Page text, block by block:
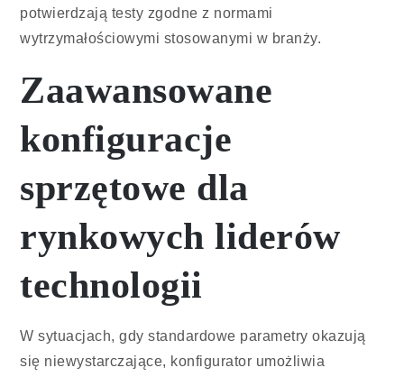
potwierdzają testy zgodne z normami
wytrzymałościowymi stosowanymi w branży.
Zaawansowane
konfiguracje
sprzętowe dla
rynkowych liderów
technologii
W sytuacjach, gdy standardowe parametry okazują
się niewystarczające, konfigurator umożliwia